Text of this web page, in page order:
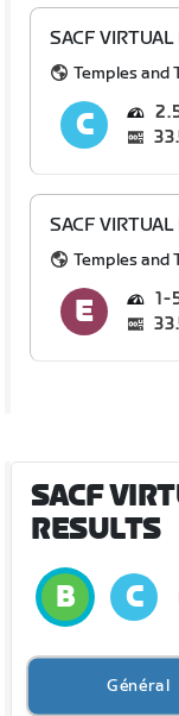
SACF VIRTUAL
Temples and
SACF VIRTUAL
Temples and
1
SACF
RESULTS
Général